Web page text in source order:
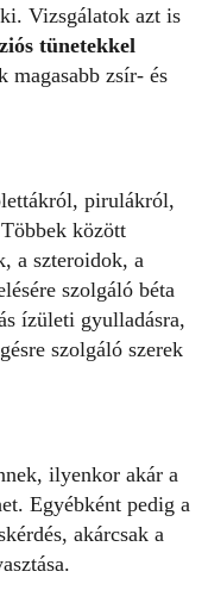
Vizsgálatok azt is
tünetekkel
magasabb zsír- és
pirulákról,
között
a szteroidok, a
szolgáló béta
ízületi gyulladásra,
szolgáló szerek
ilyenkor akár a
Egyébként pedig a
akárcsak a